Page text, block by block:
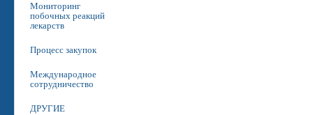
Мониторинг
побочных реакций
лекарств
Процесс закупок
Международное
сотрудничество
ДРУГИЕ